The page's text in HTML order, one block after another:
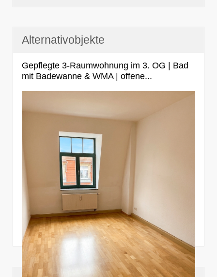
Alternativobjekte
Gepflegte 3-Raumwohnung im 3. OG | Bad
mit Badewanne & WMA | offene...